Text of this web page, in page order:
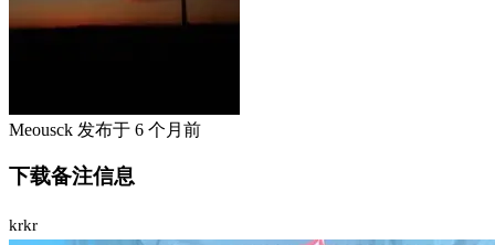
Meousck 发布于 6 个月前
下载备注信息
krkr